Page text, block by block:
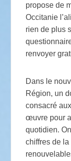
propose de
Occitanie
rien de plus
renvoyer
Dans le
Région, un
consacré
œuvre pour
quotidien.
chiffres de la